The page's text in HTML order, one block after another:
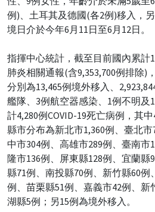
例)、土耳其及德國(各2例)移入，
境日介於今年6月11日至6月12日。
指揮中心統計，截至目前國內累計
肺炎相關通報(含9,353,700例排除)
分別為13,465例境外移入、
艦隊、3例航空器感染、1例不明及
計4,280例COVID-19死亡病例，其
縣市分布為新北市1,360例、臺北
中市304例、高雄市289例、臺南市
隆市136例、屏東縣128例、宜蘭縣
縣71例、南投縣70例、新竹縣60例
例、苗栗縣51例、嘉義市42例、新
湖縣5例；另15例為境外移入。